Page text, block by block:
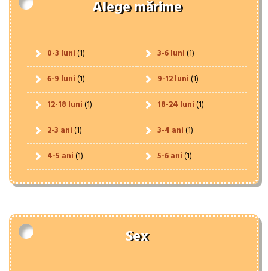
Alege mărime
0-3 luni(1) 3-6 luni(1)
6-9 luni(1) 9-12 luni(1)
12-18 luni(1) 18-24 luni(1)
2-3 ani(1) 3-4 ani(1)
4-5 ani(1) 5-6 ani(1)
Sex